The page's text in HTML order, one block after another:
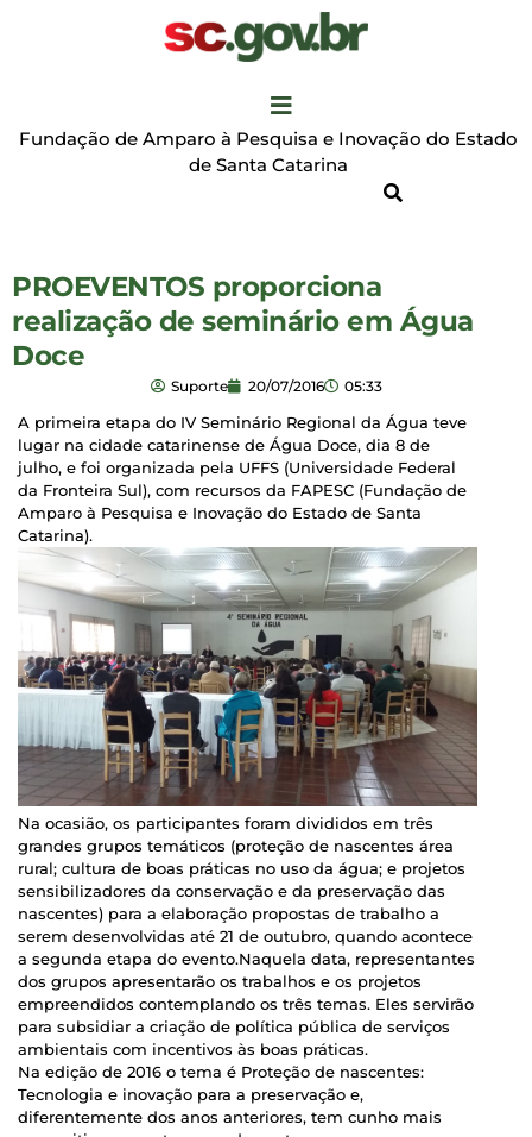
Fundação de Amparo à Pesquisa e Inovação do Estado
de Santa Catarina
PROEVENTOS proporciona
realização de seminário em Água
Doce
Suporte 20/07/2016 05:33
A primeira etapa do IV Seminário Regional da Água teve
lugar na cidade catarinense de Água Doce, dia 8 de
julho, e foi organizada pela UFFS (Universidade Federal
da Fronteira Sul), com recursos da FAPESC (Fundação de
Amparo à Pesquisa e Inovação do Estado de Santa
Catarina).
Na ocasião, os participantes foram divididos em três
grandes grupos temáticos (proteção de nascentes área
rural; cultura de boas práticas no uso da água; e projetos
sensibilizadores da conservação e da preservação das
nascentes) para a elaboração propostas de trabalho a
serem desenvolvidas até 21 de outubro, quando acontece
a segunda etapa do evento.Naquela data, representantes
dos grupos apresentarão os trabalhos e os projetos
empreendidos contemplando os três temas. Eles servirão
para subsidiar a criação de política pública de serviços
ambientais com incentivos às boas práticas.
Na edição de 2016 o tema é Proteção de nascentes:
Tecnologia e inovação para a preservação e,
diferentemente dos anos anteriores, tem cunho mais